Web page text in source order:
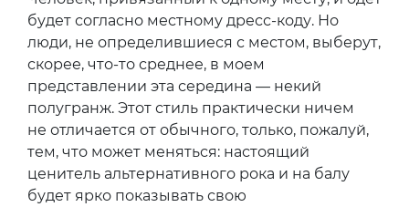
будет согласно местному дресс-коду. Но
люди, не определившиеся с местом, выберут,
скорее, что-то среднее, в моем
представлении эта середина — некий
полугранж. Этот стиль практически ничем
не отличается от обычного, только, пожалуй,
тем, что может меняться: настоящий
ценитель альтернативного рока и на балу
будет ярко показывать свою